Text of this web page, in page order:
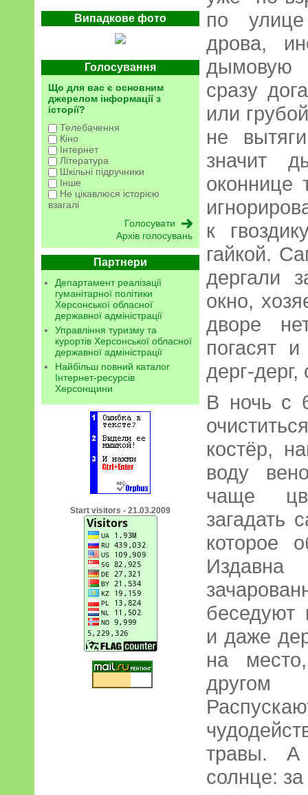
Випадкове фото
Голосування
Що для вас є основним
джерелом інформації з
історії?
Телебачення
Кіно
Інтернет
Література
Шкільні підручники
Інше
Не цікавлюся історією
взагалі
Архів голосувань
Партнери
Департамент реалізації
гуманітарної політики
Херсонської обласної
державної адміністрації
Управління туризму та
курортів Херсонської обласної
державної адміністрації
Найбільш повний каталог
Інтернет-ресурсів
Херсонщини
Start visitors - 21.03.2009
по
дрова,
дымовую
сразу
или
не
значит
оконнице
к
гайкой.
дергали
окно,
дворе
погасят
дерг-дерг,
В ночь с
костёр,
воду
чаще
загадать
которое
беседуют
и даже
на
другом
травы. А
солнце: